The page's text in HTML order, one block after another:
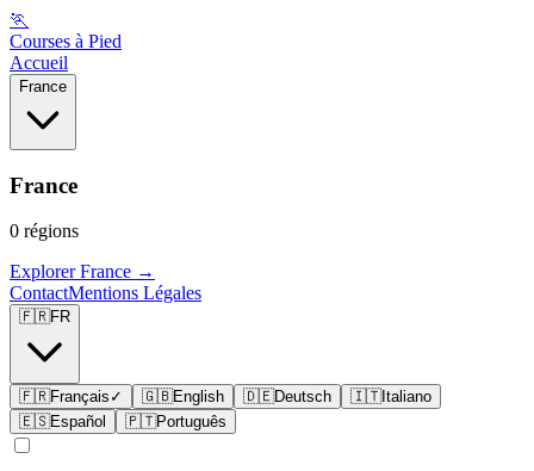
🏃
Courses à Pied
Accueil
France
France
0 régions
Explorer France →
ContactMentions Légales
🇫🇷FR
🇫🇷Français ✓ 🇬🇧English 🇩🇪Deutsch 🇮🇹Italiano
🇪🇸Español 🇵🇹Português